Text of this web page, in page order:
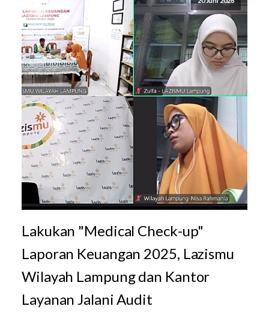
Lakukan "Medical Check-up"
Laporan Keuangan 2025, Lazismu
Wilayah Lampung dan Kantor
Layanan Jalani Audit